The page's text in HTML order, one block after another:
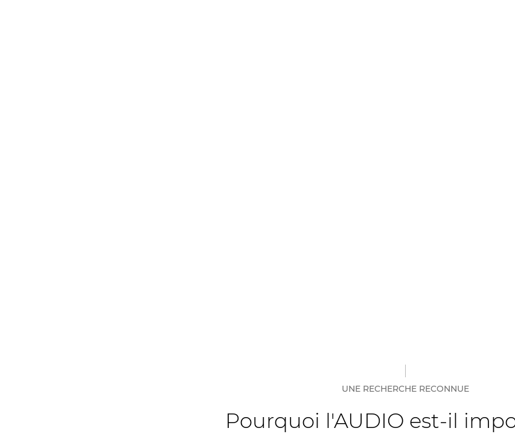
UNE RECHERCHE RECONNUE
Pourquoi l'AUDIO est-il